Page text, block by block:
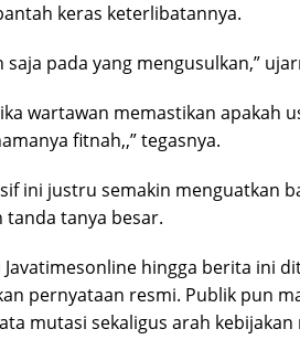
keras keterlibatannya.
saja pada yang mengusulkan,”
wartawan memastikan apakah
fitnah,,” tegasnya.
ini justru semakin menguatkan
tanda tanya besar.
hingga berita ini
pernyataan resmi. Publik pun
mutasi sekaligus arah